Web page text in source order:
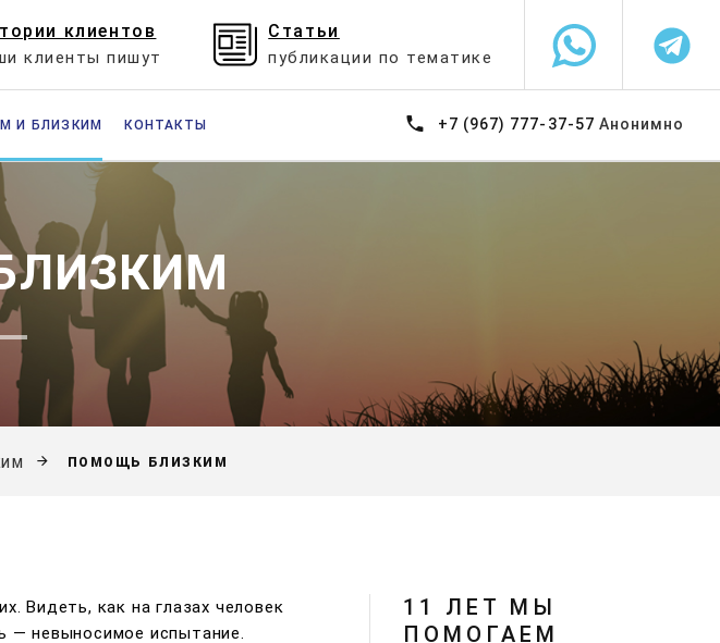
клиентов
клиенты пишут
Статьи
публикации по тематике
+7 (967) 777-37-57 Анонимно
И БЛИЗКИМ КОНТАКТЫ
ПОМОЩЬ БЛИЗКИМ
11 ЛЕТ МЫ
ПОМОГАЕМ
Видеть, как на глазах человек
— невыносимое испытание.